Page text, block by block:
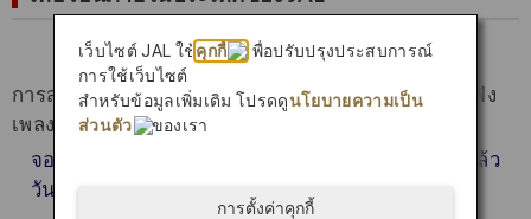
การสตรีมในเที่ยวบินไม่จำกัดเพื่อรับชมภาพยนตร์และฟัง
เพลงจากอุปกรณ์ของคุณเองพร้อมใช้งานแล้ว
จองเที่ยวบินภายในประเทศญี่ปุ่นในราคาไม่แพงได้แล้ว
วันนี้
เว็บไซต์ JAL ใช้ คุกกี้
เพื่อปรับปรุงประสบการณ์
การใช้เว็บไซต์
สำหรับข้อมูลเพิ่มเติม โปรดดูนโยบายความเป็น
ส่วนตัว
ของเรา
การตั้งค่าคุกกี้